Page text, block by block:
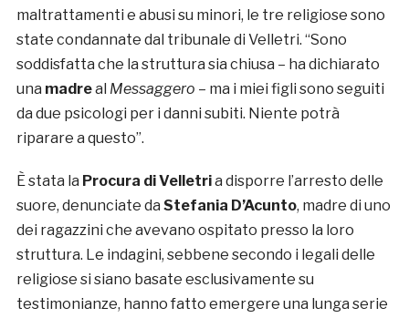
maltrattamenti e abusi su minori, le tre religiose sono
state condannate dal tribunale di Velletri. “Sono
soddisfatta che la struttura sia chiusa – ha dichiarato
una madreal Messaggero – ma i miei figli sono seguiti
da due psicologi per i danni subiti. Niente potrà
riparare a questo”.
È stata la Procura di Velletria disporre l’arresto delle
suore, denunciate da Stefania D’Acunto, madre di uno
dei ragazzini che avevano ospitato presso la loro
struttura. Le indagini, sebbene secondo i legali delle
religiose si siano basate esclusivamente su
testimonianze, hanno fatto emergere una lunga serie